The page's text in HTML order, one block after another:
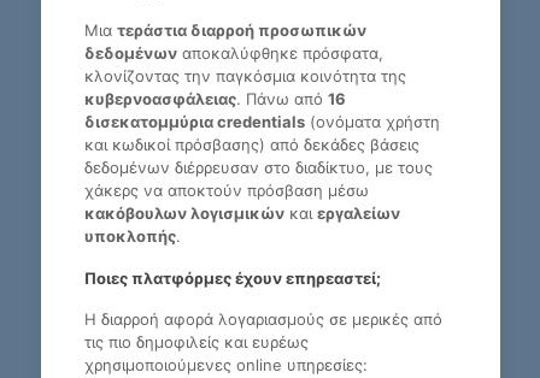
Μια τεράστια διαρροή προσωπικών
δεδομένωναποκαλύφθηκε πρόσφατα,
κλονίζοντας την παγκόσμια κοινότητα της
κυβερνοασφάλειας. Πάνω από 16
δισεκατομμύρια credentials(ονόματα χρήστη
και κωδικοί πρόσβασης) από δεκάδες βάσεις
δεδομένων διέρρευσαν στο διαδίκτυο, με τους
χάκερς να αποκτούν πρόσβαση μέσω
κακόβουλων λογισμικώνκαι εργαλείων
υποκλοπής.
Ποιες πλατφόρμες έχουν επηρεαστεί;
Η διαρροή αφορά λογαριασμούς σε μερικές από
τις πιο δημοφιλείς και ευρέως
χρησιμοποιούμενες online υπηρεσίες: